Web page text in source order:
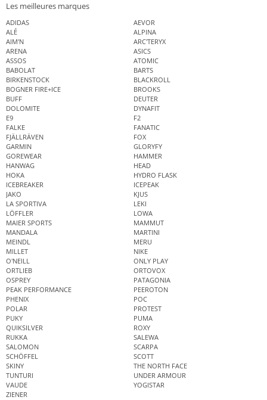
Les meilleures marques
ADIDAS
AEVOR
ALÉ
ALPINA
AIM'N
ARC'TERYX
ARENA
ASICS
ASSOS
ATOMIC
BABOLAT
BARTS
BIRKENSTOCK
BLACKROLL
BOGNER FIRE+ICE
BROOKS
BUFF
DEUTER
DOLOMITE
DYNAFIT
E9
F2
FALKE
FANATIC
FJÄLLRÄVEN
FOX
GARMIN
GLORYFY
GOREWEAR
HAMMER
HANWAG
HEAD
HOKA
HYDRO FLASK
ICEBREAKER
ICEPEAK
JAKO
KJUS
LA SPORTIVA
LEKI
LÖFFLER
LOWA
MAIER SPORTS
MAMMUT
MANDALA
MARTINI
MEINDL
MERU
MILLET
NIKE
O'NEILL
ONLY PLAY
ORTLIEB
ORTOVOX
OSPREY
PATAGONIA
PEAK PERFORMANCE
PEEROTON
PHENIX
POC
POLAR
PROTEST
PUKY
PUMA
QUIKSILVER
ROXY
RUKKA
SALEWA
SALOMON
SCARPA
SCHÖFFEL
SCOTT
SKINY
THE NORTH FACE
TUNTURI
UNDER ARMOUR
VAUDE
YOGISTAR
ZIENER